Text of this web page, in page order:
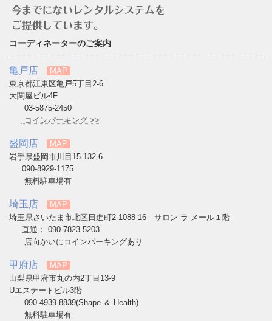
コーディネーターのご案内
亀戸店
MAP
東京都江東区亀戸5丁目2-6
大関屋ビル4F
03-5875-2450
コインパーキング >>
盛岡店
MAP
岩手県盛岡市川目15-132-6
090-8929-1175
無料駐車場有
埼玉店
MAP
埼玉県さいたま市北区日進町2-1088-16 サロン ラ メール１階
直通： 090-7823-5203
店向かいにコインパーキングあり
甲府店
MAP
山梨県甲府市丸の内2丁目13-9
Uエステートビル3階
090-4939-8839(Shape ＆ Health)
無料駐車場有